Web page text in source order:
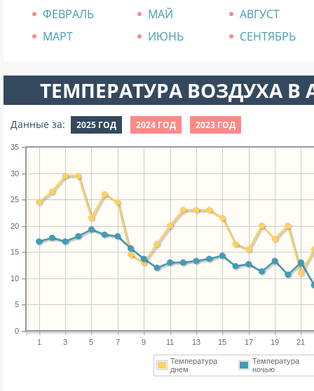
ФЕВРАЛЬ
МАЙ
АВГУСТ
МАРТ
ИЮНЬ СЕНТЯБРЬ
ТЕМПЕРАТУРА ВОЗДУХА В
Данные за: 2025 ГОД 2024 ГОД 2023 ГОД
1 3 5 7 9 11 13 15 17 19 21
0
5
10
15
20
25
30
35
Температура
днем
Температура
ночью